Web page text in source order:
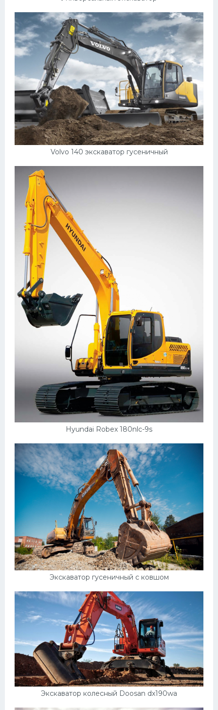
Volvo 140 экскаватор гусеничный
Hyundai Robex 180nlc-9s
Экскаватор гусеничный с ковшом
Экскаватор колесный Doosan dx190wa